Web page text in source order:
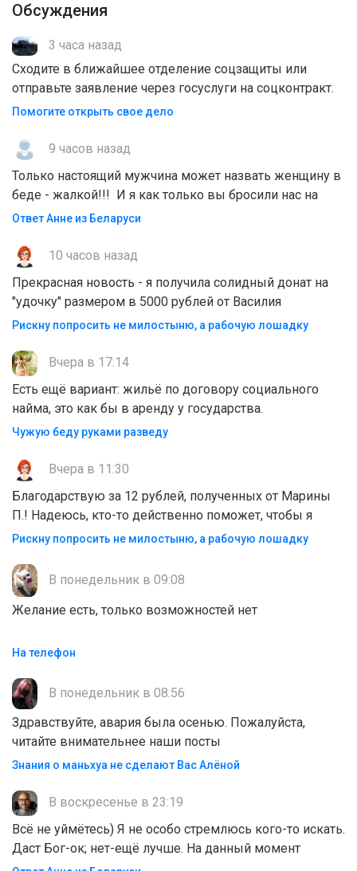
Обсуждения
3 часа назад
Сходите в ближайшее отделение соцзащиты или
отправьте заявление через госуслуги на соцконтракт.
Помогите открыть свое дело
9 часов назад
Только настоящий мужчина может назвать женщину в
беде - жалкой!!! И я как только вы бросили нас на
Ответ Анне из Беларуси
10 часов назад
Прекрасная новость - я получила солидный донат на
"удочку" размером в 5000 рублей от Василия
Рискну попросить не милостыню, а рабочую лошадку
Вчера в 17:14
Есть ещё вариант: жильё по договору социального
найма, это как бы в аренду у государства.
Чужую беду руками разведу
Вчера в 11:30
Благодарствую за 12 рублей, полученных от Марины
П.! Надеюсь, кто-то действенно поможет, чтобы я
Рискну попросить не милостыню, а рабочую лошадку
В понедельник в 09:08
Желание есть, только возможностей нет
На телефон
В понедельник в 08:56
Здравствуйте, авария была осенью. Пожалуйста,
читайте внимательнее наши посты
Знания о маньхуа не сделают Вас Алëной
В воскресенье в 23:19
Всё не уймётесь) Я не особо стремлюсь кого-то искать.
Даст Бог-ок; нет-ещё лучше. На данный момент